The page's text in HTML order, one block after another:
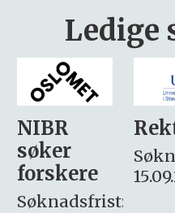
Ledige
Rektor
Søknadsfrist:
15.09.2026